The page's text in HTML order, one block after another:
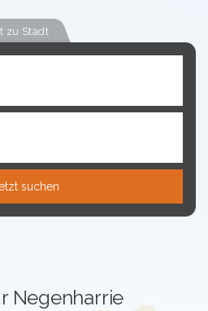
zu Stadt
suchen
Negenharrie